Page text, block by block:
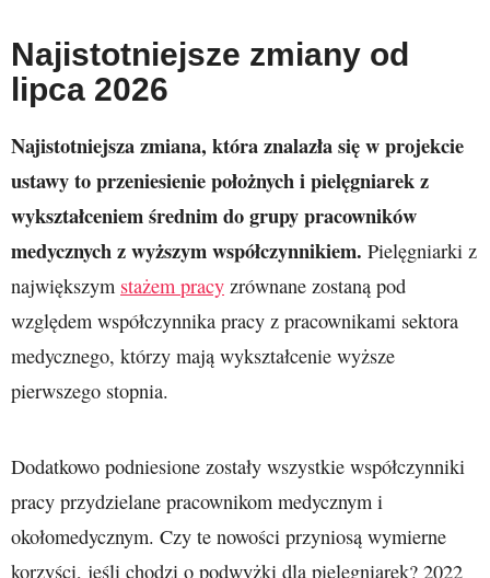
Najistotniejsze zmiany od
lipca 2026
Najistotniejsza zmiana, która znalazła się w projekcie
ustawy to przeniesienie położnych i pielęgniarek z
wykształceniem średnim do grupy pracowników
medycznych z wyższym współczynnikiem. Pielęgniarki z
największym stażem pracy zrównane zostaną pod
względem współczynnika pracy z pracownikami sektora
medycznego, którzy mają wykształcenie wyższe
pierwszego stopnia.
Dodatkowo podniesione zostały wszystkie współczynniki
pracy przydzielane pracownikom medycznym i
okołomedycznym. Czy te nowości przyniosą wymierne
korzyści, jeśli chodzi o podwyżki dla pielęgniarek? 2022